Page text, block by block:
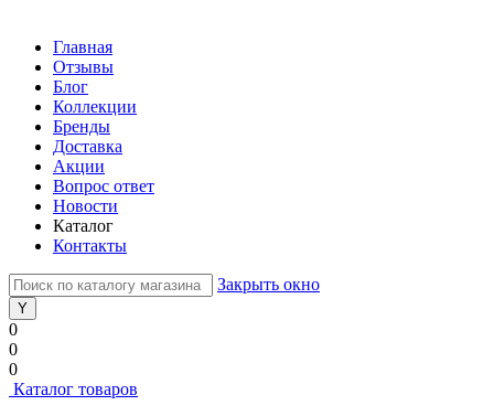
Главная
Отзывы
Блог
Коллекции
Бренды
Доставка
Акции
Вопрос ответ
Новости
Каталог
Контакты
Закрыть окно
0
0
0
Каталог товаров